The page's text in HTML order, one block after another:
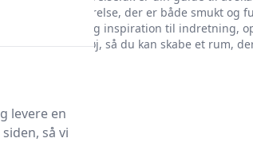
soveværelse, der er både smukt og
giver dig inspiration til indretning,
sengetøj, så du kan skabe et rum,
levere en
så vi